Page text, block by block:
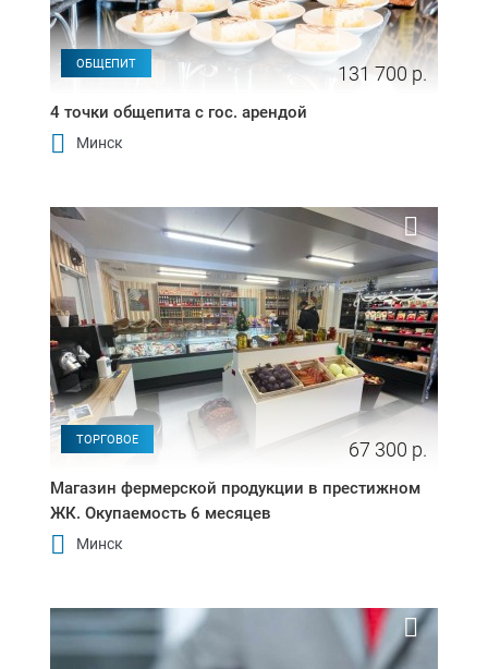
ОБЩЕПИТ 131 700 р.
4 точки общепита с гос. арендой
Минск
ТОРГОВОЕ 67 300 р.
Магазин фермерской продукции в престижном
ЖК. Окупаемость 6 месяцев
Минск